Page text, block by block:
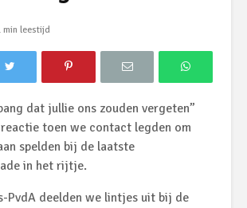
min leestijd
dat jullie ons zouden vergeten”
toen we contact legden om
spelden bij de laatste
in het rijtje.
PvdA deelden we lintjes uit bij de